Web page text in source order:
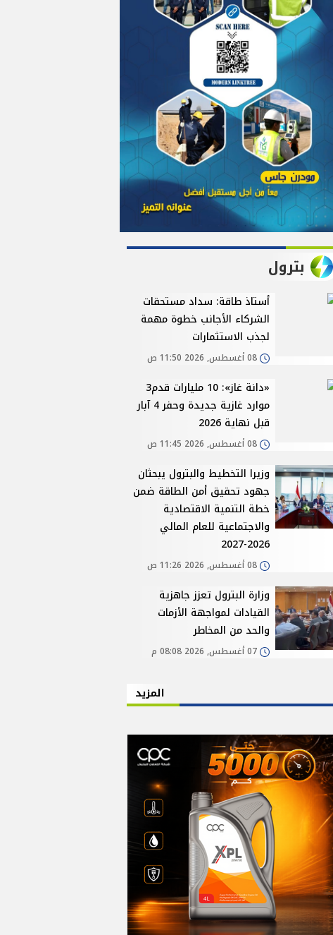
بترول
أستاذ طاقة: سداد مستحقات
الشركاء الأجانب خطوة مهمة
لجذب الاستثمارات
08 أغسطس, 2026 11:50 ص
«دانة غاز»: 10 مليارات قدم3
موارد غازية جديدة وحفر 4 آبار
قبل نهاية 2026
08 أغسطس, 2026 11:45 ص
وزيرا التخطيط والبترول يبحثان
جهود تحقيق أمن الطاقة ضمن
خطة التنمية الاقتصادية
والاجتماعية للعام المالي
2026-2027
08 أغسطس, 2026 11:26 ص
وزارة البترول تعزز جاهزية
القيادات لمواجهة الأزمات
والحد من المخاطر
07 أغسطس, 2026 08:08 م
المزيد